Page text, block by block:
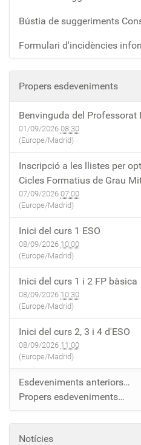
Bústia de suggeriments
Formulari d'incidències
Propers esdeveniments
Benvinguda del Professorat
01/09/2026 08:30
(Europe/Madrid)
Inscripció a les llistes per
Cicles Formatius de Grau
07/09/2026 07:00
(Europe/Madrid)
Inici del curs 1 ESO
08/09/2026 10:00
(Europe/Madrid)
Inici del curs 1 i 2 FP bàsica
08/09/2026 10:30
(Europe/Madrid)
Inici del curs 2, 3 i 4 d'ESO
08/09/2026 11:00
(Europe/Madrid)
Esdeveniments anteriors…
Propers esdeveniments…
Notícies